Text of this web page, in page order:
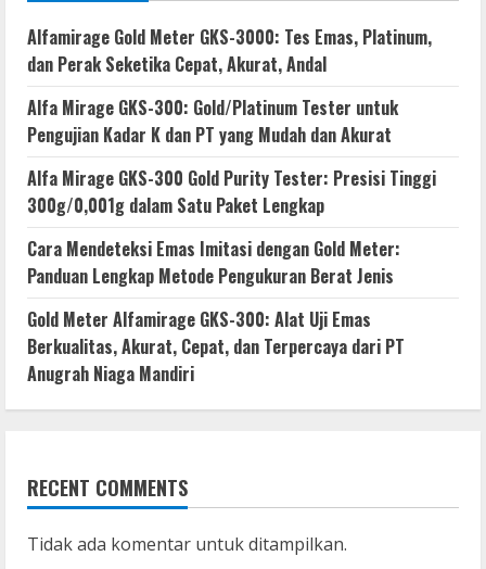
Alfamirage Gold Meter GKS-3000: Tes Emas, Platinum,
dan Perak Seketika Cepat, Akurat, Andal
Alfa Mirage GKS-300: Gold/Platinum Tester untuk
Pengujian Kadar K dan PT yang Mudah dan Akurat
Alfa Mirage GKS-300 Gold Purity Tester: Presisi Tinggi
300g/0,001g dalam Satu Paket Lengkap
Cara Mendeteksi Emas Imitasi dengan Gold Meter:
Panduan Lengkap Metode Pengukuran Berat Jenis
Gold Meter Alfamirage GKS-300: Alat Uji Emas
Berkualitas, Akurat, Cepat, dan Terpercaya dari PT
Anugrah Niaga Mandiri
RECENT COMMENTS
Tidak ada komentar untuk ditampilkan.